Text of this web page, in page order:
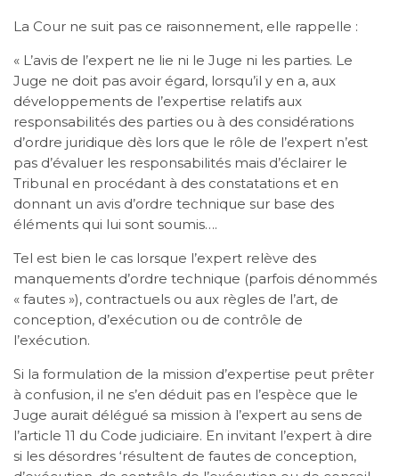
La Cour ne suit pas ce raisonnement, elle rappelle :
« L’avis de l’expert ne lie ni le Juge ni les parties. Le
Juge ne doit pas avoir égard, lorsqu’il y en a, aux
développements de l’expertise relatifs aux
responsabilités des parties ou à des considérations
d’ordre juridique dès lors que le rôle de l’expert n’est
pas d’évaluer les responsabilités mais d’éclairer le
Tribunal en procédant à des constatations et en
donnant un avis d’ordre technique sur base des
éléments qui lui sont soumis….
Tel est bien le cas lorsque l’expert relève des
manquements d’ordre technique (parfois dénommés
« fautes »), contractuels ou aux règles de l’art, de
conception, d’exécution ou de contrôle de
l’exécution.
Si la formulation de la mission d’expertise peut prêter
à confusion, il ne s’en déduit pas en l’espèce que le
Juge aurait délégué sa mission à l’expert au sens de
l’article 11 du Code judiciaire. En invitant l’expert à dire
si les désordres ‘résultent de fautes de conception,